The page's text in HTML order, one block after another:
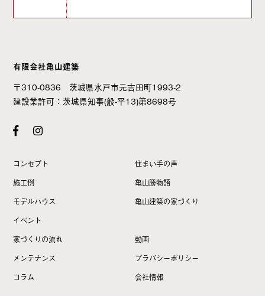
有限会社亀山建築
〒310-0836 茨城県水戸市元吉田町1993-2
建設業許可：茨城県知事(般-平13)第8698号
コンセプト
施工例
モデルハウス
イベント
住まい手の声
亀山勝物語
亀山建築の家づくり
家づくりの流れ
メンテナンス
コラム
動画
プラバシーポリシー
会社情報